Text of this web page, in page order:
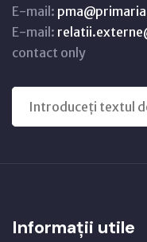
E-mail:
E-mail:
contact only
Informații utile